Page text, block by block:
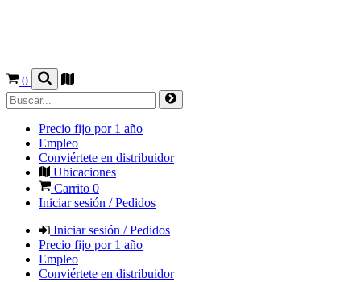
0
Precio fijo por 1 año
Empleo
Conviértete en distribuidor
Ubicaciones
Carrito 0
Iniciar sesión / Pedidos
Iniciar sesión / Pedidos
Precio fijo por 1 año
Empleo
Conviértete en distribuidor